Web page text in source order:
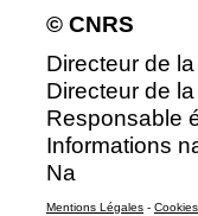
© CNRS
Directeur de
Directeur de
Responsable
Informations
Na
Mentions Légales - Cookies